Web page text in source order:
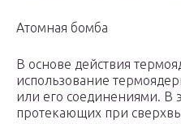
Атомная бомба
В основе действия
использование
или его соединениями. В
протекающих при